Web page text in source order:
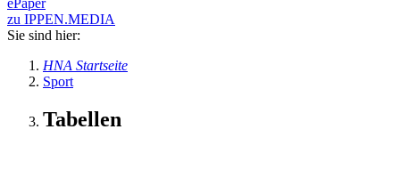
zu IPPEN.MEDIA
Sie sind hier:
HNA Startseite
Sport
Tabellen